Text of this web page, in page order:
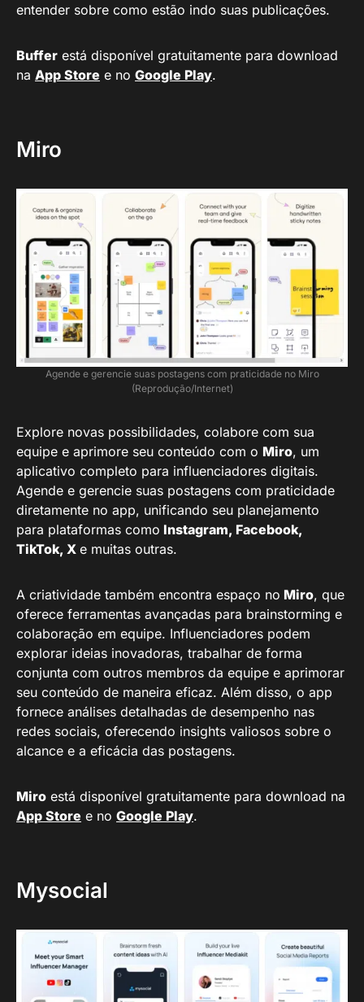
entender sobre como estão indo suas publicações.
Buffer está disponível gratuitamente para download
na App Store e no Google Play.
Miro
Agende e gerencie suas postagens com praticidade no Miro
(Reprodução/Internet)
Explore novas possibilidades, colabore com sua
equipe e aprimore seu conteúdo com o Miro, um
aplicativo completo para influenciadores digitais.
Agende e gerencie suas postagens com praticidade
diretamente no app, unificando seu planejamento
para plataformas como Instagram, Facebook,
TikTok, X e muitas outras.
A criatividade também encontra espaço no Miro, que
oferece ferramentas avançadas para brainstorming e
colaboração em equipe. Influenciadores podem
explorar ideias inovadoras, trabalhar de forma
conjunta com outros membros da equipe e aprimorar
seu conteúdo de maneira eficaz. Além disso, o app
fornece análises detalhadas de desempenho nas
redes sociais, oferecendo insights valiosos sobre o
alcance e a eficácia das postagens.
Miro está disponível gratuitamente para download na
App Store e no Google Play.
Mysocial